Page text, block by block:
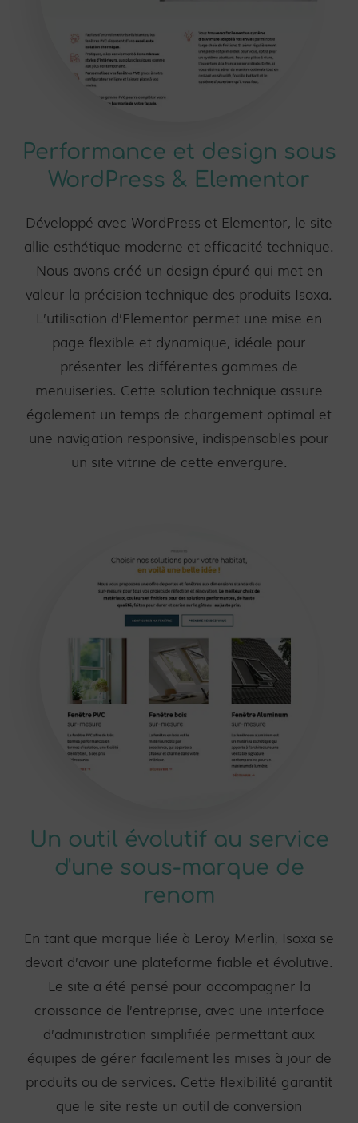
Performance et design sous
WordPress & Elementor
Développé avec WordPress et Elementor, le site
allie esthétique moderne et efficacité technique.
Nous avons créé un design épuré qui met en
valeur la précision technique des produits Isoxa.
L’utilisation d’Elementor permet une mise en
page flexible et dynamique, idéale pour
présenter les différentes gammes de
menuiseries. Cette solution technique assure
également un temps de chargement optimal et
une navigation responsive, indispensables pour
un site vitrine de cette envergure.
Un outil évolutif au service
d'une sous-marque de
renom
En tant que marque liée à Leroy Merlin, Isoxa se
devait d’avoir une plateforme fiable et évolutive.
Le site a été pensé pour accompagner la
croissance de l’entreprise, avec une interface
d’administration simplifiée permettant aux
équipes de gérer facilement les mises à jour de
produits ou de services. Cette flexibilité garantit
que le site reste un outil de conversion